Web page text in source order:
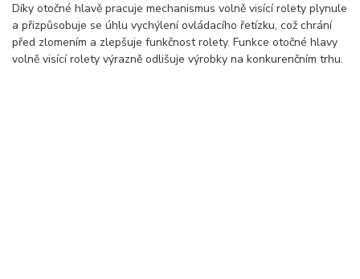
Díky otočné hlavě pracuje mechanismus volně visící rolety plynule
a přizpůsobuje se úhlu vychýlení ovládacího řetízku, což chrání
před zlomením a zlepšuje funkčnost rolety. Funkce otočné hlavy
volně visící rolety výrazně odlišuje výrobky na konkurenčním trhu.